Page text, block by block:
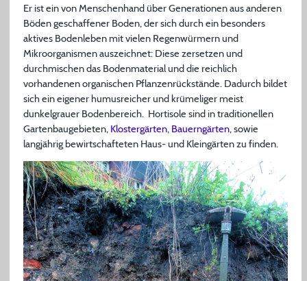
Er ist ein von Menschenhand über Generationen aus anderen
Böden geschaffener Boden, der sich durch ein besonders
aktives Bodenleben mit vielen Regenwürmern und
Mikroorganismen auszeichnet: Diese zersetzen und
durchmischen das Bodenmaterial und die reichlich
vorhandenen organischen Pflanzenrückstände. Dadurch bildet
sich ein eigener humusreicher und krümeliger meist
dunkelgrauer Bodenbereich. Hortisole sind in traditionellen
Gartenbaugebieten, Klostergärten, Bauerngärten, sowie
langjährig bewirtschafteten Haus- und Kleingärten zu finden.